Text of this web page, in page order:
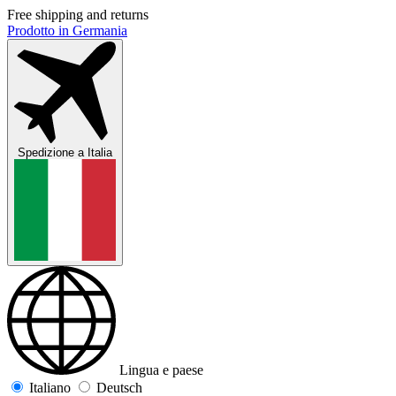
Free shipping and returns
Prodotto in Germania
Spedizione aItalia
Lingua e paese
Italiano
Deutsch